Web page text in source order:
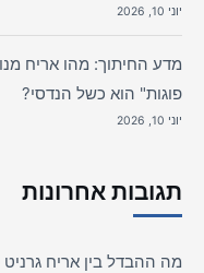
יוני 10, 2026
פוגות" הוא כשל הנדסי?
יוני 10, 2026
תגובות אחרונות
מה ההבדל בין אריח גרניט